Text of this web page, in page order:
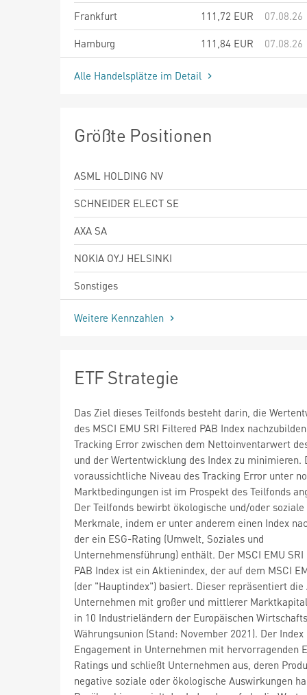
Frankfurt
111,72 EUR
07.08.26
Hamburg
111,84 EUR 07.08.26
Alle Handelsplätze im Detail
Größte Positionen
ASML HOLDING NV
SCHNEIDER ELECT SE
AXA SA
NOKIA OYJ HELSINKI
Sonstiges
Weitere Kennzahlen
ETF Strategie
Das Ziel dieses Teilfonds besteht darin, die
des MSCI EMU SRI Filtered PAB Index
Tracking Error zwischen dem Nettoinventarwert
und der Wertentwicklung des Index zu minimieren.
voraussichtliche Niveau des Tracking Error unter
Marktbedingungen ist im Prospekt des Teilfonds
Der Teilfonds bewirbt ökologische und/oder soziale
Merkmale, indem er unter anderem einen Index
der ein ESG-Rating (Umwelt, Soziales und
Unternehmensführung) enthält. Der MSCI EMU
PAB Index ist ein Aktienindex, der auf dem MSCI
(der "Hauptindex") basiert. Dieser repräsentiert die
Unternehmen mit großer und mittlerer
in 10 Industrieländern der Europäischen
Währungsunion (Stand: November 2021). Der
Engagement in Unternehmen mit hervorragenden
Ratings und schließt Unternehmen aus, deren
negative soziale oder ökologische Auswirkungen